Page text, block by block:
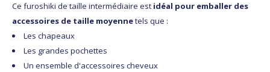
Ce furoshiki de taille intermédiaire est idéal pour emballer des
accessoires de taille moyennetels que :
Les chapeaux
Les grandes pochettes
Un ensemble d'accessoires cheveux